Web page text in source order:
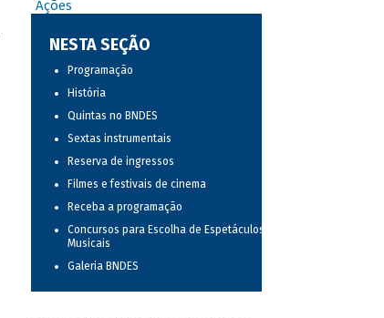
Ações
NESTA SEÇÃO
Programação
História
Quintas no BNDES
Sextas instrumentais
Reserva de ingressos
Filmes e festivais de cinema
Receba a programação
Concursos para Escolha de Espetáculos
Musicais
Galeria BNDES